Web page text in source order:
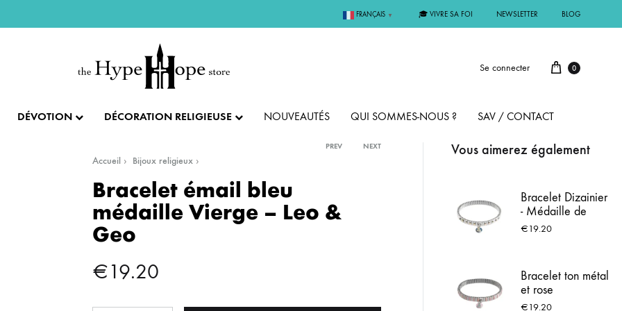
FRANÇAIS ▼ 🎓 VIVRE SA FOI NEWSLETTER BLOG
Se connecter 0
COLLECTION IMPÉRIALE
AUTRES BIJOUX
DÉVOTION
FÊTES ET LITURGIE
💝 SAINT VALENTIN
SACREMENTS
CADEAU DE BAPTÊME
DÉCORATION RELIGIEUSE NOUVEAUTÉS QUI SOMMES-NOUS ? SAV / CONTACT
Accueil Bijoux religieux
PREV NEXT
Bracelet émail bleu
médaille Vierge – Leo &
Geo
€19.20
Vous aimerez également
Bracelet Dizainier
- Médaille de
Lourdes
€19.20
Bracelet ton métal
et rose
€19.20